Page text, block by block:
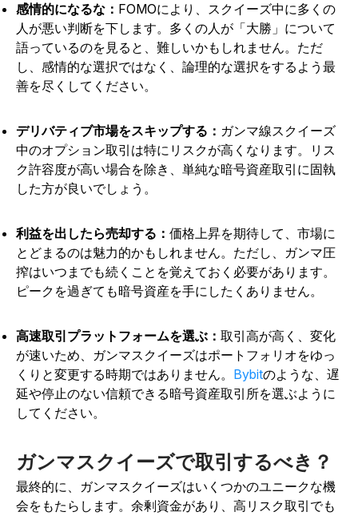
感情的になるな： FOMOにより、スクイーズ中に多くの
人が悪い判断を下します。多くの人が「大勝」について
語っているのを見ると、難しいかもしれません。ただ
し、感情的な選択ではなく、論理的な選択をするよう最
善を尽くしてください。
デリバティブ市場をスキップする： ガンマ線スクイーズ
中のオプション取引は特にリスクが高くなります。リス
ク許容度が高い場合を除き、単純な暗号資産取引に固執
した方が良いでしょう。
利益を出したら売却する： 価格上昇を期待して、市場に
とどまるのは魅力的かもしれません。ただし、ガンマ圧
搾はいつまでも続くことを覚えておく必要があります。
ピークを過ぎても暗号資産を手にしたくありません。
高速取引プラットフォームを選ぶ： 取引高が高く、変化
が速いため、ガンマスクイーズはポートフォリオをゆっ
くりと変更する時期ではありません。 Bybitのような、遅
延や停止のない信頼できる暗号資産取引所を選ぶように
してください。
ガンマスクイーズで取引するべき？
最終的に、ガンマスクイーズはいくつかのユニークな機
会をもたらします。余剰資金があり、高リスク取引でも